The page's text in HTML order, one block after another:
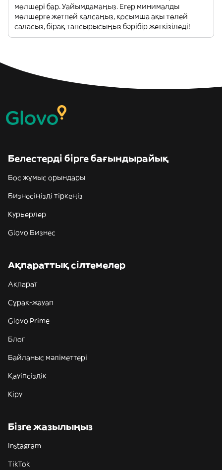
мөлшері бар. Уайымдамаңыз. Егер минималды
мөлшерге жетпей қалсаңыз, қосымша ақы төлей
саласыз, бірақ тапсырысыңыз бәрібір жеткізіледі!
Белестерді бірге бағындырайық
Бос жұмыс орындары
Бизнесіңізді тіркеңіз
Курьерлер
Glovo Бизнес
Ақпараттық сілтемелер
Ақпарат
Сұрақ-жауап
Glovo Prime
Блог
Байланыс мәліметтері
Қауіпсіздік
Кіру
Бізге жазылыңыз
Instagram
TikTok